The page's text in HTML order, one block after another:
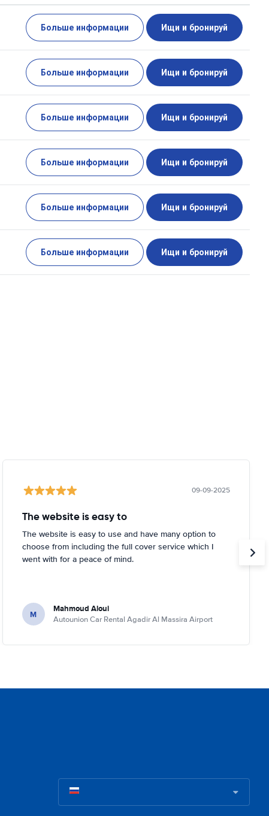
Больше информации Ищи и бронируй
Больше информации Ищи и бронируй
Больше информации Ищи и бронируй
Больше информации Ищи и бронируй
Больше информации Ищи и бронируй
Больше информации Ищи и бронируй
09-09-2025
The website is easy to
The website is easy to use and have many option to
choose from including the full cover service which I
went with for a peace of mind.
M Mahmoud Aloui
Autounion Car Rental Agadir Al Massira Airport